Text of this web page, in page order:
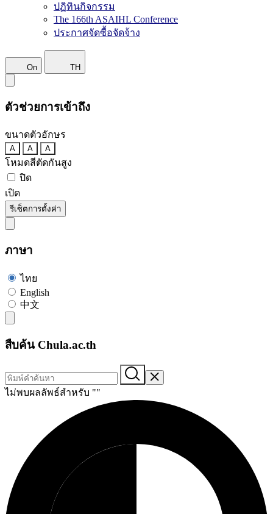
ปฏิทินกิจกรรม
The 166th ASAIHL Conference
ประกาศจัดซื้อจัดจ้าง
On TH
ตัวช่วยการเข้าถึง
ขนาดตัวอักษร
A A A
โหมดสีตัดกันสูง
ปิด
เปิด
รีเซ็ตการตั้งค่า
ภาษา
ไทย
English
中文
สืบค้น Chula.ac.th
ไม่พบผลลัพธ์สำหรับ ""